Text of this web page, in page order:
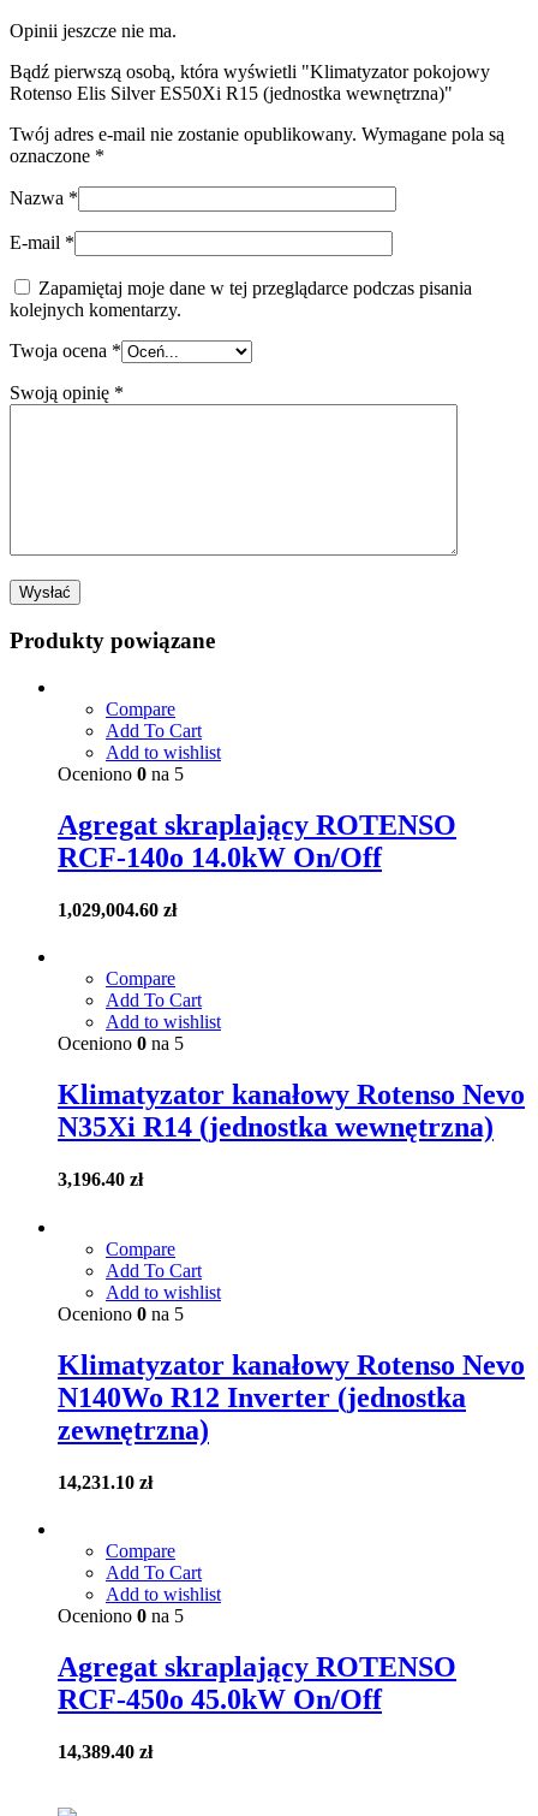
Opinii jeszcze nie ma.
Bądź pierwszą osobą, która wyświetli "Klimatyzator pokojowy
Rotenso Elis Silver ES50Xi R15 (jednostka wewnętrzna)"
Twój adres e-mail nie zostanie opublikowany. Wymagane pola są
oznaczone *
Nazwa *
E-mail *
Zapamiętaj moje dane w tej przeglądarce podczas pisania
kolejnych komentarzy.
Twoja ocena *
Swoją opinię *
Produkty powiązane
Compare
Add To Cart
Add to wishlist
Oceniono 0 na 5
Agregat skraplający ROTENSO
RCF-140o 14.0kW On/Off
1,029,004.60 zł
Compare
Add To Cart
Add to wishlist
Oceniono 0 na 5
Klimatyzator kanałowy Rotenso Nevo
N35Xi R14 (jednostka wewnętrzna)
3,196.40 zł
Compare
Add To Cart
Add to wishlist
Oceniono 0 na 5
Klimatyzator kanałowy Rotenso Nevo
N140Wo R12 Inverter (jednostka
zewnętrzna)
14,231.10 zł
Compare
Add To Cart
Add to wishlist
Oceniono 0 na 5
Agregat skraplający ROTENSO
RCF-450o 45.0kW On/Off
14,389.40 zł